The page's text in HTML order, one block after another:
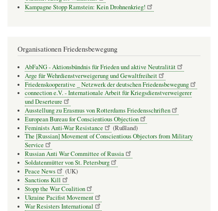
Kampagne Stopp Ramstein: Kein Drohnenkrieg!
Organisationen Friedensbewegung
AbFaNG - Aktionsbündnis für Frieden und aktive Neutralität
Arge für Wehrdienstverweigerung und Gewaltfreiheit
Friedenskooperative _ Netzwerk der deutschen Friedensbewegung
connection e.V. - Inter­na­tio­nale Arbeit für Kriegs­dienst­ver­wei­gerer
und Deser­teure
Ausstellung zu Erasmus von Rotterdams Friedensschriften
European Bureau for Conscientious Objection
Feminists Anti-War Resistance
(Rußland)
The [Russian] Movement of Conscientious Objectors from Military
Service
Russian Anti War Committee of Russia
Soldatenmütter von St. Petersburg
Peace News
(UK)
Sanctions Kill
Stopp the War Coalition
Ukraine Pacifist Movement
War Resisters International